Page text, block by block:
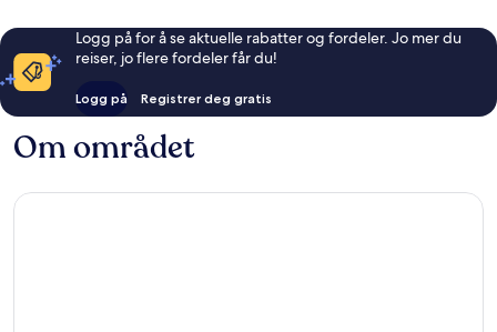
Logg på for å se aktuelle rabatter og fordeler. Jo mer du
reiser, jo flere fordeler får du!
Logg på Registrer deg gratis
Om området